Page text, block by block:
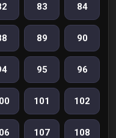
83 84
89 90
95 96
101 102
107 108